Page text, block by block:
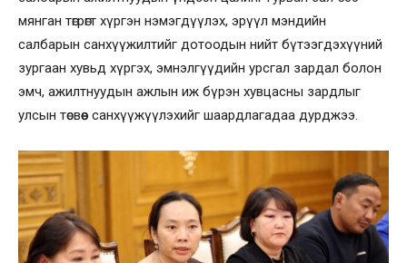
мянган төгрөгт хүргэн нэмэгдүүлэх, эрүүл мэндийн
салбарын санхүүжилтийг дотоодын нийт бүтээгдэхүүний
зургаан хувьд хүргэх, эмнэлгүүдийн урсгал зардал болон
эмч, ажилтнуудын ажлын иж бүрэн хувцасны зардлыг
улсын төсвөөс санхүүжүүлэхийг шаардлагадаа дурджээ.